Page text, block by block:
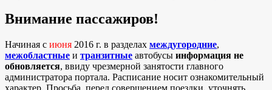
Внимание пассажиров!
Начиная с июня 2016 г. в разделах междугородние,
межобластные и транзитные автобусы информация не
обновляется, ввиду чрезмерной занятости главного
администратора портала. Расписание носит ознакомительный